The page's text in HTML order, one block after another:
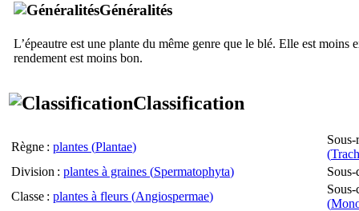
Généralités
L’épeautre est une plante du même genre que le blé. Elle est moins
rendement est moins bon.
Classification
Règne : plantes (Plantae)
Sous-
(
Division : plantes à graines (Spermatophyta)
Classe : plantes à fleurs (Angiospermae)
Sous-
(